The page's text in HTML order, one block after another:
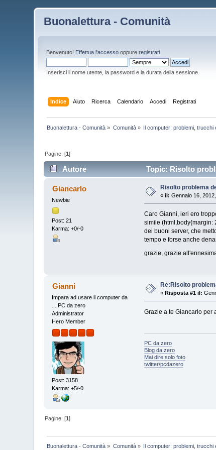
Buonalettura - Comunità
Benvenuto! Effettua l'accesso oppureregistrati
Inserisci il nome utente, la password e la durata della sessione.
Indice Aiuto Ricerca Calendario Accedi Registrati
Buonalettura - Comunità » Comunità» Il computer: problemi, trucchi
Pagine: [1]
Autore Topic: Risolto
Giancarlo
Newbie
Post: 21
Karma: +0/-0
Risolto problema
«il: Gennaio 16,
Caro Gianni, ieri ero
simile (html,body{margin:
dei buoni server, che
tempo e forse anche
grazie, grazie
Gianni
Impara ad usare il computer da
... PC da zero
Administrator
Hero Member
Post: 3158
Karma: +5/-0
Re:Risolto
« Risposta #1 il:
Grazie a te Giancarlo per
PC da zero
Blog da zero
Mai dire solo foto
twitter/pcdazero
Pagine: [1]
Buonalettura - Comunità » Comunità» Il computer: problemi, trucchi